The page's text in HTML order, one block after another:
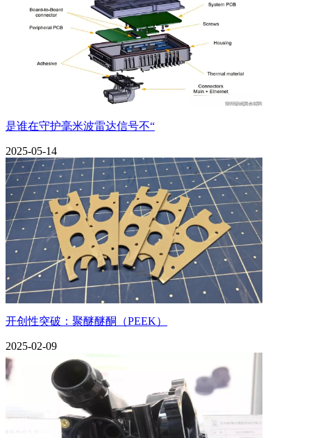
是谁在守护毫米波雷达信号不“
2025-05-14
开创性突破：聚醚醚酮（PEEK）
2025-02-09